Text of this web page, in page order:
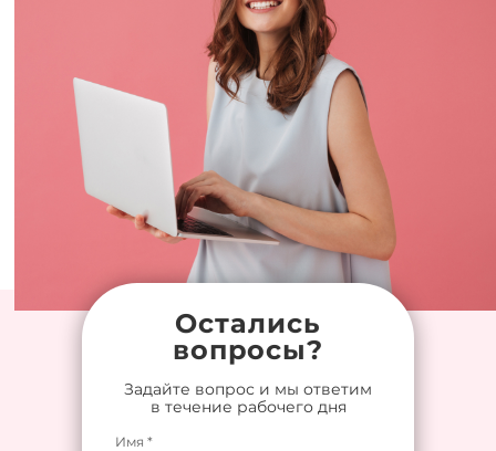
Остались
вопросы?
Задайте вопрос и мы ответим
в течение рабочего дня
Имя *